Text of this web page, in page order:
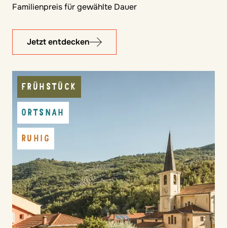
Familienpreis für gewählte Dauer
Jetzt entdecken
FRÜHSTÜCK
ORTSNAH
RUHIG